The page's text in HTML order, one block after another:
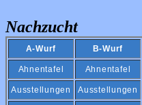
Nachzucht
A-Wurf B-Wurf
Ahnentafel Ahnentafel
Ausstellungen Ausstellungen